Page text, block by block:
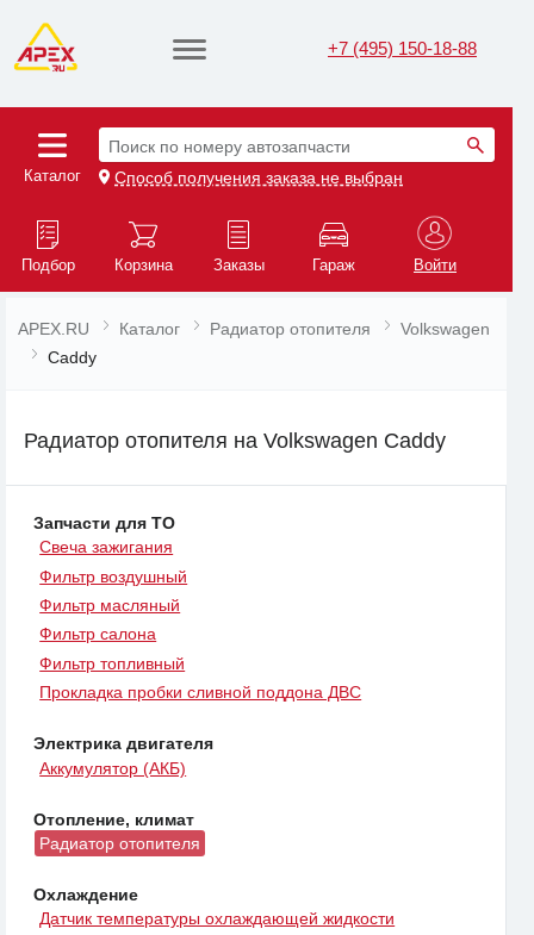
+7 (495) 150-18-88
Каталог
Поиск по номеру автозапчасти
Способ получения заказа не выбран
Подбор Корзина Заказы Гараж Войти
APEX.RU Каталог Радиатор отопителя
Volkswagen
Caddy
Радиатор отопителя на Volkswagen Caddy
Запчасти для ТО
Свеча зажигания
Фильтр воздушный
Фильтр масляный
Фильтр салона
Фильтр топливный
Прокладка пробки сливной поддона ДВС
Электрика двигателя
Аккумулятор (АКБ)
Отопление, климат
Радиатор отопителя
Охлаждение
Датчик температуры охлаждающей жидкости